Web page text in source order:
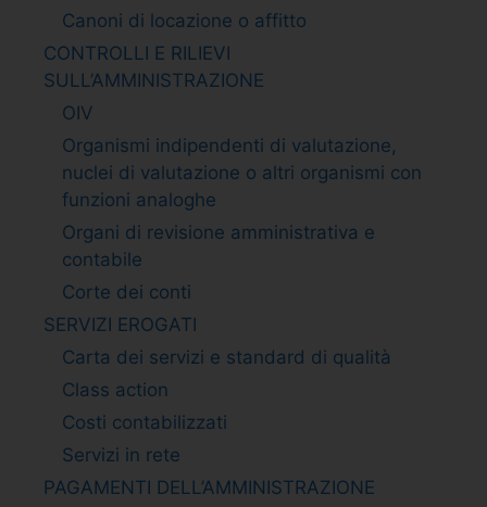
Canoni di locazione o affitto
CONTROLLI E RILIEVI
SULL’AMMINISTRAZIONE
OIV
Organismi indipendenti di valutazione,
nuclei di valutazione o altri organismi con
funzioni analoghe
Organi di revisione amministrativa e
contabile
Corte dei conti
SERVIZI EROGATI
Carta dei servizi e standard di qualità
Class action
Costi contabilizzati
Servizi in rete
PAGAMENTI DELL’AMMINISTRAZIONE